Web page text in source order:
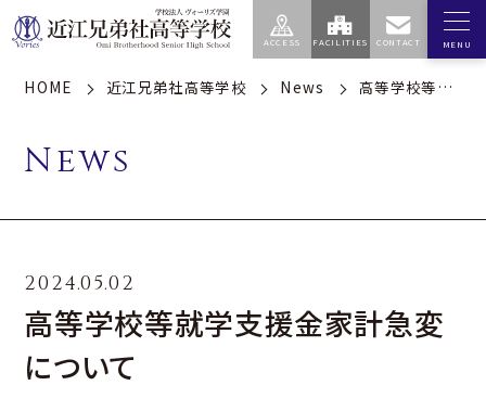
歴史（学園）
基本情報（学園）
校歌（学園）
コース制度
HOME 近江兄弟社高等学校 News 高等学校等就学支援金家計急変について
News
2024.05.02
高等学校等就学支援金家計急変
について